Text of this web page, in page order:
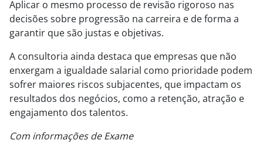
Aplicar o mesmo processo de revisão rigoroso nas
decisões sobre progressão na carreira e de forma a
garantir que são justas e objetivas.
A consultoria ainda destaca que empresas que não
enxergam a igualdade salarial como prioridade podem
sofrer maiores riscos subjacentes, que impactam os
resultados dos negócios, como a retenção, atração e
engajamento dos talentos.
Com informações de Exame